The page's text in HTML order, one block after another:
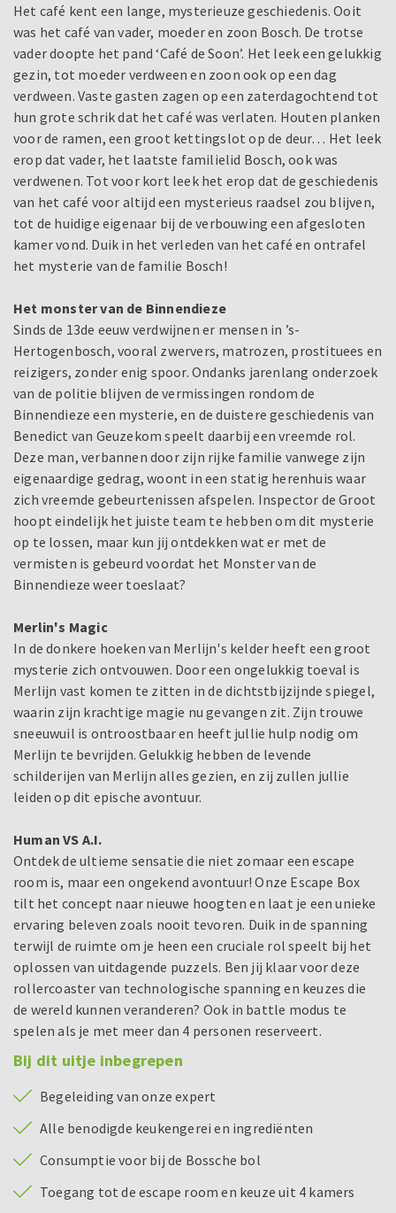
Het café kent een lange, mysterieuze geschiedenis. Ooit
was het café van vader, moeder en zoon Bosch. De trotse
vader doopte het pand ‘Café de Soon’. Het leek een gelukkig
gezin, tot moeder verdween en zoon ook op een dag
verdween. Vaste gasten zagen op een zaterdagochtend tot
hun grote schrik dat het café was verlaten. Houten planken
voor de ramen, een groot kettingslot op de deur… Het leek
erop dat vader, het laatste familielid Bosch, ook was
verdwenen. Tot voor kort leek het erop dat de geschiedenis
van het café voor altijd een mysterieus raadsel zou blijven,
tot de huidige eigenaar bij de verbouwing een afgesloten
kamer vond. Duik in het verleden van het café en ontrafel
het mysterie van de familie Bosch!
Het monster van de Binnendieze
Sinds de 13de eeuw verdwijnen er mensen in ’s-
Hertogenbosch, vooral zwervers, matrozen, prostituees en
reizigers, zonder enig spoor. Ondanks jarenlang onderzoek
van de politie blijven de vermissingen rondom de
Binnendieze een mysterie, en de duistere geschiedenis van
Benedict van Geuzekom speelt daarbij een vreemde rol.
Deze man, verbannen door zijn rijke familie vanwege zijn
eigenaardige gedrag, woont in een statig herenhuis waar
zich vreemde gebeurtenissen afspelen. Inspector de Groot
hoopt eindelijk het juiste team te hebben om dit mysterie
op te lossen, maar kun jij ontdekken wat er met de
vermisten is gebeurd voordat het Monster van de
Binnendieze weer toeslaat?
Merlin's Magic
In de donkere hoeken van Merlijn's kelder heeft een groot
mysterie zich ontvouwen. Door een ongelukkig toeval is
Merlijn vast komen te zitten in de dichtstbijzijnde spiegel,
waarin zijn krachtige magie nu gevangen zit. Zijn trouwe
sneeuwuil is ontroostbaar en heeft jullie hulp nodig om
Merlijn te bevrijden. Gelukkig hebben de levende
schilderijen van Merlijn alles gezien, en zij zullen jullie
leiden op dit epische avontuur.
Human VS A.I.
Ontdek de ultieme sensatie die niet zomaar een escape
room is, maar een ongekend avontuur! Onze Escape Box
tilt het concept naar nieuwe hoogten en laat je een unieke
ervaring beleven zoals nooit tevoren. Duik in de spanning
terwijl de ruimte om je heen een cruciale rol speelt bij het
oplossen van uitdagende puzzels. Ben jij klaar voor deze
rollercoaster van technologische spanning en keuzes die
de wereld kunnen veranderen? Ook in battle modus te
spelen als je met meer dan 4 personen reserveert.
Bij dit uitje inbegrepen
Begeleiding van onze expert
Alle benodigde keukengerei en ingrediënten
Consumptie voor bij de Bossche bol
Toegang tot de escape room en keuze uit 4 kamers